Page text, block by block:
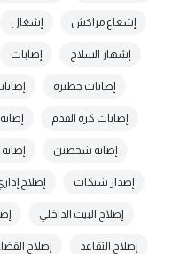
إشعاع مراكش إشغال
إشهار السلاح إصابات
إصابات خطيرة
إصابات كرة القدم إصابة
إصابة شخصين
إصدار شيكات إصلاح
إصلاح البيت الداخلي
إصلاح التقاعد إصلاح